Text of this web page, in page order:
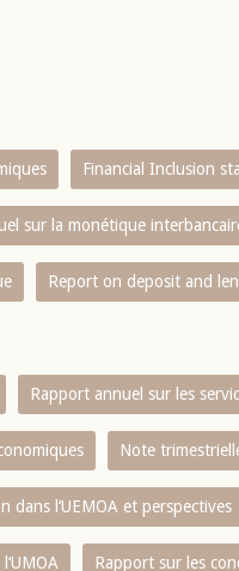
Financial Inclusion
sur la monétique
Report on deposit and
Rapport annuel sur les
Note
dans l‘UEMOA et perspectives
Rapport sur les